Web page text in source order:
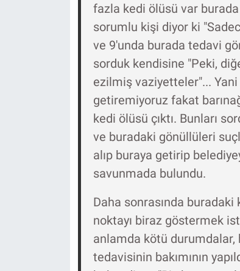
fazla kedi ölüsü var
sorumlu kişi diyor ki
ve 9'unda burada tedavi
sorduk kendisine "Peki,
ezilmiş vaziyetteler"...
getiremiyoruz fakat
kedi ölüsü çıktı. Bunları
ve buradaki gönüllüleri
alıp buraya getirip
savunmada bulundu.
Daha sonrasında
noktayı biraz göstermek
anlamda kötü durumdalar,
tedavisinin bakımının
Türkiye'nin Geleceği
Türkiye'nin Gündemi